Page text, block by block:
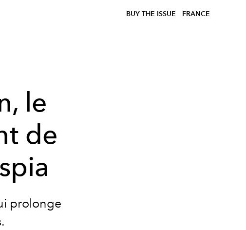
BUY THE ISSUE FRANCE
le
de
prolonge